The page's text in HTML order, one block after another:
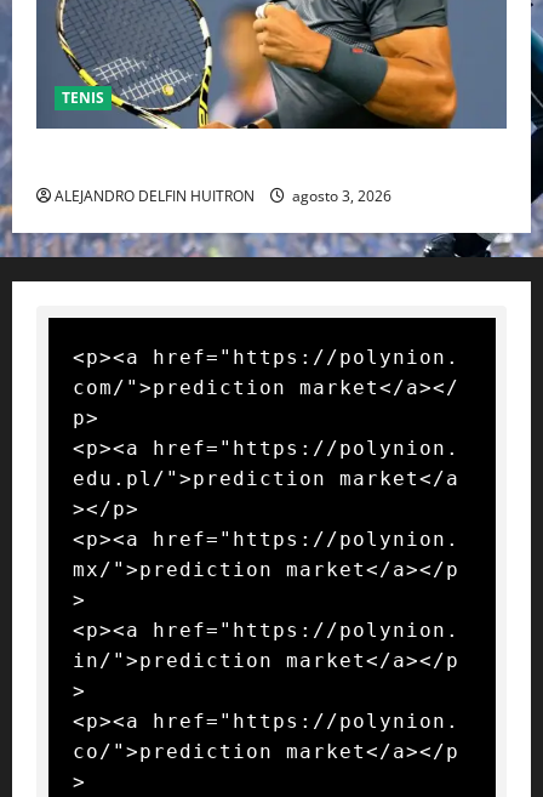
TENIS
ALEJANDRO DELFIN HUITRON agosto 3, 2026
<p><a href="https://polynion.
com/">prediction market</a></
p>
<p><a href="https://polynion.
edu.pl/">prediction market</a
></p>
<p><a href="https://polynion.
mx/">prediction market</a></p
>
<p><a href="https://polynion.
in/">prediction market</a></p
>
<p><a href="https://polynion.
co/">prediction market</a></p
>